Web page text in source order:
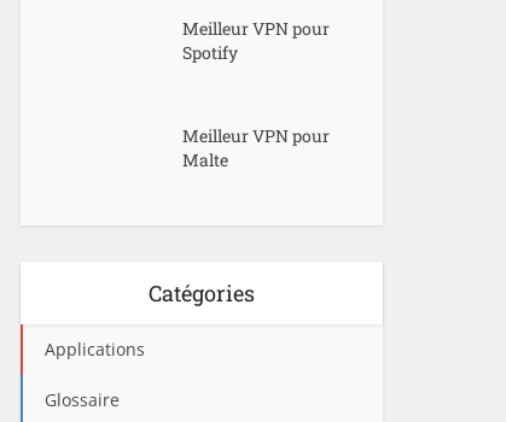
Meilleur VPN pour
Spotify
Meilleur VPN pour
Malte
Catégories
Applications
Glossaire